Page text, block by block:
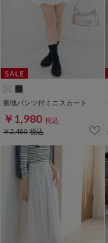
裏地パンツ付ミニスカート
￥1,980 税込
￥2,480税込